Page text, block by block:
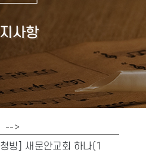
사항
-->
빙] 새문안교회 하나(1